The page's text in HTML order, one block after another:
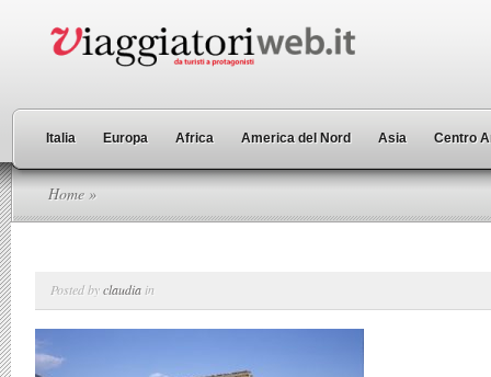
Italia Europa Africa America del Nord Asia Centro
Home »
Posted byclaudia in